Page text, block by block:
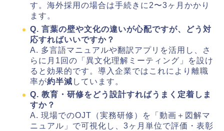
す。海外採用の場合は手続きに2〜3ヶ月かかり
ます。
Q. 言葉の壁や文化の違いが心配ですが、どう対
応すればいいですか？
A. 多言語マニュアルや翻訳アプリを活用し、さ
らに月1回の「異文化理解ミーティング」を設け
ると効果的です。導入企業ではこれにより離職
率が約半減 しています。
Q. 教育・研修をどう設計すればうまく定着しま
すか？
A. 現場でのOJT（実務研修）を「動画＋図解マ
ニュアル」で可視化し、3ヶ月単位で評価・表彰